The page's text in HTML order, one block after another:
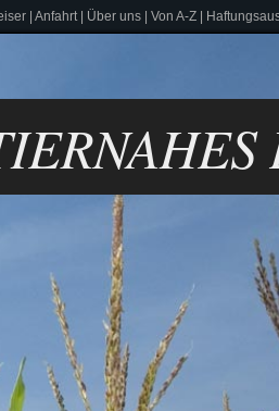
Anfahrt| Über uns Von A-Z